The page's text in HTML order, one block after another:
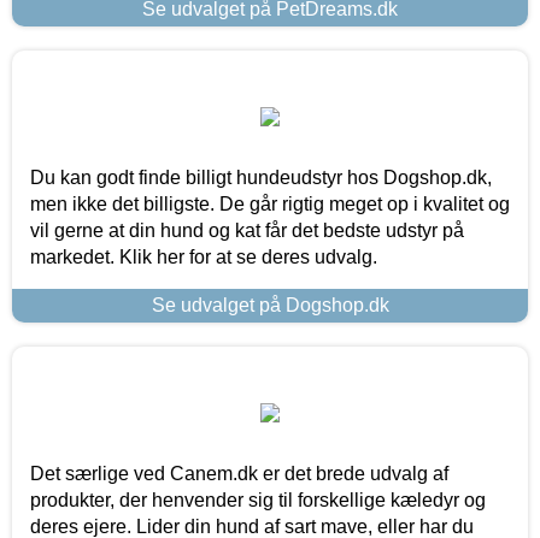
Se udvalget på PetDreams.dk
Du kan godt finde billigt hundeudstyr hos Dogshop.dk,
men ikke det billigste. De går rigtig meget op i kvalitet og
vil gerne at din hund og kat får det bedste udstyr på
markedet. Klik her for at se deres udvalg.
Se udvalget på Dogshop.dk
Det særlige ved Canem.dk er det brede udvalg af
produkter, der henvender sig til forskellige kæledyr og
deres ejere. Lider din hund af sart mave, eller har du